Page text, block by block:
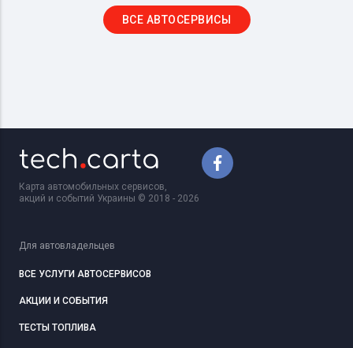
ВСЕ АВТОСЕРВИСЫ
Карта автомобильных сервисов,
акций и событий Украины © 2018 - 2026
Для автовладельцев
ВСЕ УСЛУГИ АВТОСЕРВИСОВ
АКЦИИ И СОБЫТИЯ
ТЕСТЫ ТОПЛИВА